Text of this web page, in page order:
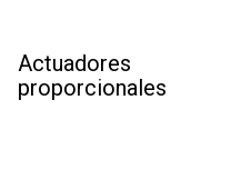
Actuadores
proporcionales